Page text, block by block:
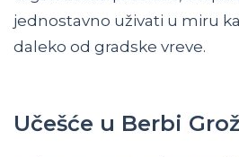
jednostavno uživati u miru
daleko od gradske vreve.
Učešće u Berbi